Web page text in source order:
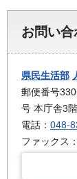
お問い合
県民生活部
郵便番号
号 本庁舎3階
電話： 048-
ファックス